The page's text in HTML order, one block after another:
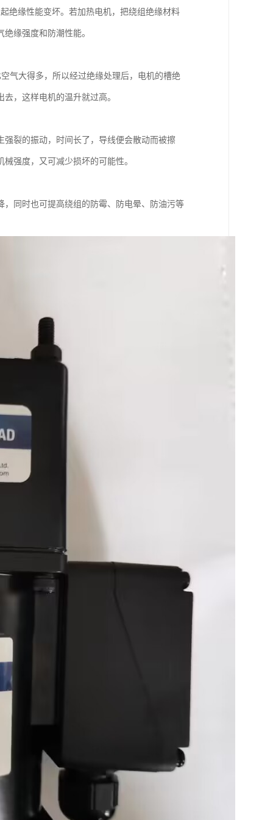
绝缘性能变坏。若加热电机，把绕组绝缘材料
缘强度和防潮性能。
气大得多，所以经过绝缘处理后，电机的槽绝
，这样电机的温升就过高。
裂的振动，时间长了，导线便会散动而被擦
强度，又可减少损坏的可能性。
同时也可提高绕组的防霉、防电晕、防油污等